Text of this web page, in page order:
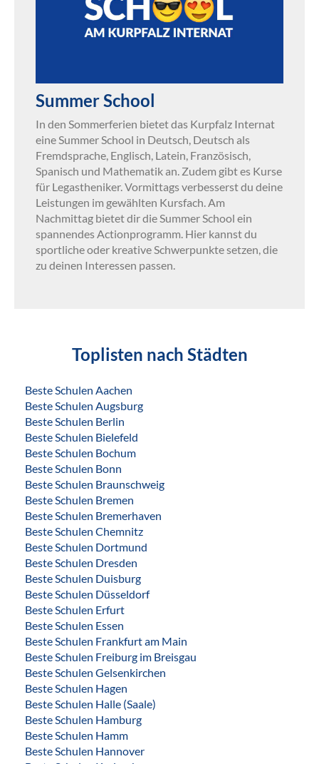
Summer School
In den Sommerferien bietet das Kurpfalz Internat
eine Summer School in Deutsch, Deutsch als
Fremdsprache, Englisch, Latein, Französisch,
Spanisch und Mathematik an. Zudem gibt es Kurse
für Legastheniker. Vormittags verbesserst du deine
Leistungen im gewählten Kursfach. Am
Nachmittag bietet dir die Summer School ein
spannendes Actionprogramm. Hier kannst du
sportliche oder kreative Schwerpunkte setzen, die
zu deinen Interessen passen.
Toplisten nach Städten
Beste Schulen Aachen
Beste Schulen Augsburg
Beste Schulen Berlin
Beste Schulen Bielefeld
Beste Schulen Bochum
Beste Schulen Bonn
Beste Schulen Braunschweig
Beste Schulen Bremen
Beste Schulen Bremerhaven
Beste Schulen Chemnitz
Beste Schulen Dortmund
Beste Schulen Dresden
Beste Schulen Duisburg
Beste Schulen Düsseldorf
Beste Schulen Erfurt
Beste Schulen Essen
Beste Schulen Frankfurt am Main
Beste Schulen Freiburg im Breisgau
Beste Schulen Gelsenkirchen
Beste Schulen Hagen
Beste Schulen Halle (Saale)
Beste Schulen Hamburg
Beste Schulen Hamm
Beste Schulen Hannover